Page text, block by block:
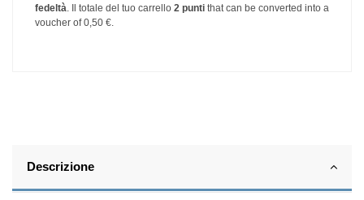
fedeltà . Il totale del tuo carrello 2 punti that can be converted into a
voucher of0,50 €
Descrizione